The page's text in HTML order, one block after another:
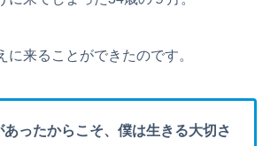
に来ることができたのです。
あったからこそ、僕は生きる大切さ